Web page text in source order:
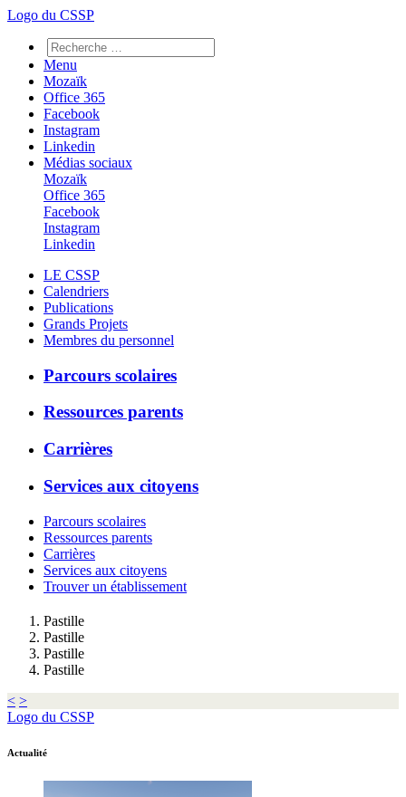
Logo du CSSP
Menu
Mozaïk
Office 365
Facebook
Instagram
Linkedin
Médias sociaux
Mozaïk
Office 365
Facebook
Instagram
Linkedin
LE CSSP
Calendriers
Publications
Grands Projets
Membres du personnel
Parcours scolaires
Ressources parents
Carrières
Services aux citoyens
Parcours scolaires
Ressources parents
Carrières
Services aux citoyens
Trouver un établissement
Pastille
Pastille
Pastille
Pastille
< >
Logo du CSSP
Actualité